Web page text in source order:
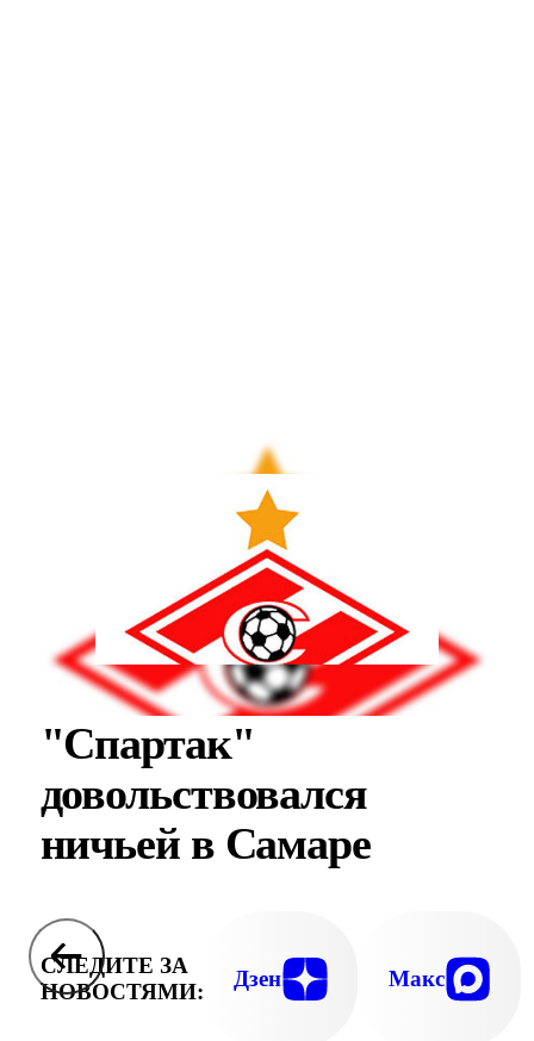
"Спартак"
довольствовался
ничьей в Самаре
СЛЕДИТЕ ЗА
НОВОСТЯМИ:
Дзен Макс